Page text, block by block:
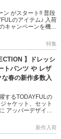
ン がスタート!! 普段
のアイテム♪ 入荷
キャンペーンを機に
特集
】ドレッシ
トパンツ や レザ
春の新作多数入
するTODAYFULの
ャケット、セット
アッパーデザイン
新作入荷